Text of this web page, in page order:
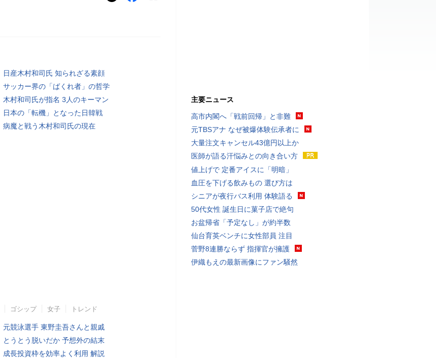
日産木村和司氏 知られざる素顔
サッカー界の「ばくれ者」の哲学
木村和司氏が指名 3人のキーマン
日本の「転機」となった日韓戦
病魔と戦う木村和司氏の現在
ゴシップ 女子 トレンド
元競泳選手 東野圭吾さんと親戚
とうとう脱いだか 予想外の結末
成長投資枠を効率よく利用 解説
主要ニュース
高市内閣へ「戦前回帰」と非難
元TBSアナ なぜ被爆体験伝承者に
大量注文キャンセル43億円以上か
医師が語る汗悩みとの向き合い方
値上げで 定番アイスに「明暗」
血圧を下げる飲みもの 選び方は
シニアが夜行バス利用 体験語る
50代女性 誕生日に菓子店で絶句
お盆帰省「予定なし」が約半数
仙台育英ベンチに女性部員 注目
菅野8連勝ならず 指揮官が擁護
伊織もえの最新画像にファン騒然